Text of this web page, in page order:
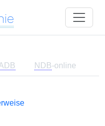
NDB-online